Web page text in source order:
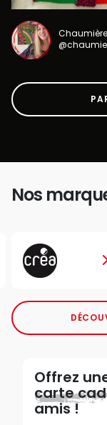
Nos
Offrez
carte
amis !